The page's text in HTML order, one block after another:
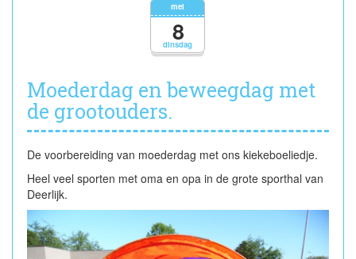
Snoezelkermis
dinsdag
mei
8
Moederdag en beweegdag met
de grootouders.
De voorbereiding van moederdag met ons kiekeboeliedje.
Heel veel sporten met oma en opa in de grote sporthal van
Deerlijk.